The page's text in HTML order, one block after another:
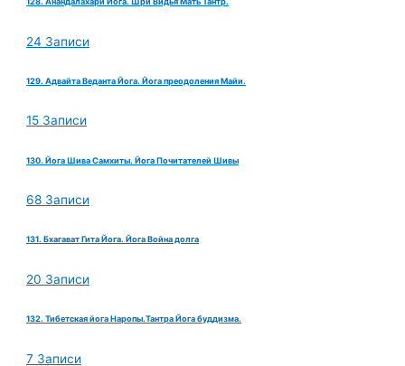
24 Записи
129. Адвайта Веданта Йога. Йога преодоления Майи.
15 Записи
130. Йога Шива Самхиты. Йога Почитателей Шивы
68 Записи
131. Бхагават Гита Йога. Йога Война долга
20 Записи
132. Тибетская йога Наропы.Тантра Йога буддизма.
7 Записи